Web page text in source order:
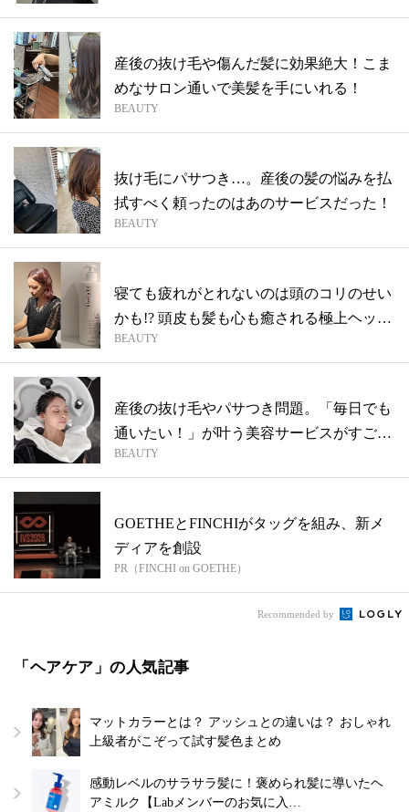
産後の抜け毛や傷んだ髪に効果絶大！こま
めなサロン通いで美髪を手にいれる！
BEAUTY
抜け毛にパサつき…。産後の髪の悩みを払
拭すべく頼ったのはあのサービスだった！
BEAUTY
寝ても疲れがとれないのは頭のコリのせい
かも!? 頭皮も髪も心も癒される極上ヘッ
ド...
BEAUTY
産後の抜け毛やパサつき問題。「毎日でも
通いたい！」が叶う美容サービスがすごす
ぎる...
BEAUTY
GOETHEとFINCHIがタッグを組み、新メ
ディアを創設
PR（FINCHI on GOETHE）
Recommended by
「ヘアケア」の人気記事
マットカラーとは？ アッシュとの違いは？ おしゃれ
上級者がこぞって試す髪色まとめ
感動レベルのサラサラ髪に！褒められ髪に導いたヘ
アミルク【Labメンバーのお気に入…